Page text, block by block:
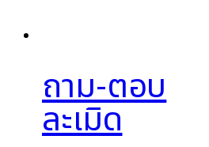
ถาม-ตอบ
ละเมิด